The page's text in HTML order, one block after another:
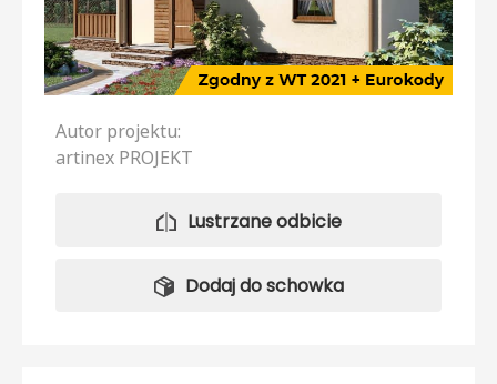
Autor projektu:
artinex PROJEKT
Lustrzane odbicie
Dodaj do schowka